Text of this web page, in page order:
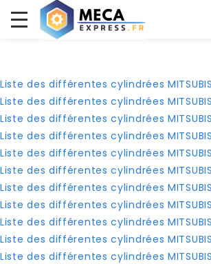
Liste des différentes cylindrées
Liste des différentes cylindrées
Liste des différentes cylindrées
Liste des différentes cylindrées
Liste des différentes cylindrées
Liste des différentes cylindrées
Liste des différentes cylindrées
Liste des différentes cylindrées
Liste des différentes cylindrées
Liste des différentes cylindrées
Liste des différentes cylindrées